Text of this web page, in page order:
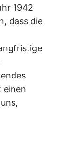
1942
dass die
einen